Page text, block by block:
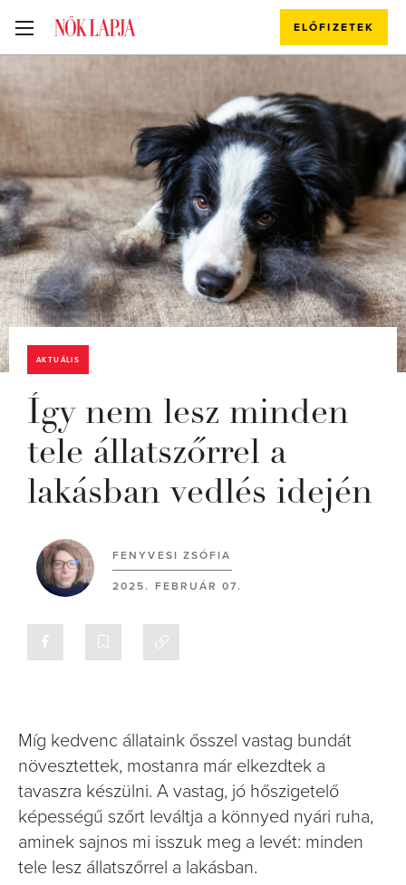
ELŐFIZETEK
AKTUÁLIS
Így nem lesz minden
tele állatszőrrel a
lakásban vedlés idején
FENYVESI ZSÓFIA
2025. FEBRUÁR 07.
Míg kedvenc állataink ősszel vastag bundát
növesztettek, mostanra már elkezdtek a
tavaszra készülni. A vastag, jó hőszigetelő
képességű szőrt leváltja a könnyed nyári ruha,
aminek sajnos mi isszuk meg a levét: minden
tele lesz állatszőrrel a lakásban.